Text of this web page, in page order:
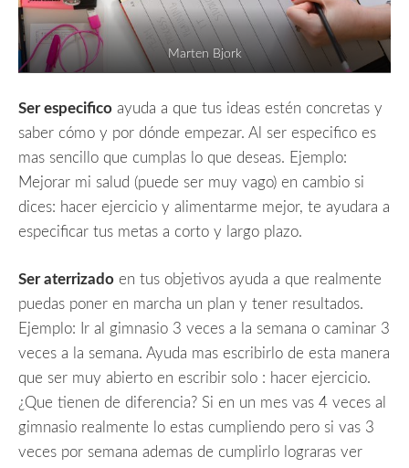
Marten Bjork
Ser especifico ayuda a que tus ideas estén concretas y
saber cómo y por dónde empezar. Al ser especifico es
mas sencillo que cumplas lo que deseas. Ejemplo:
Mejorar mi salud (puede ser muy vago) en cambio si
dices: hacer ejercicio y alimentarme mejor, te ayudara a
especificar tus metas a corto y largo plazo.
Ser aterrizado en tus objetivos ayuda a que realmente
puedas poner en marcha un plan y tener resultados.
Ejemplo: Ir al gimnasio 3 veces a la semana o caminar 3
veces a la semana. Ayuda mas escribirlo de esta manera
que ser muy abierto en escribir solo : hacer ejercicio.
¿Que tienen de diferencia? Si en un mes vas 4 veces al
gimnasio realmente lo estas cumpliendo pero si vas 3
veces por semana ademas de cumplirlo lograras ver